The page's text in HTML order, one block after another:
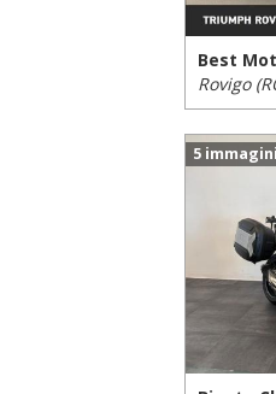
Best
Rovigo
5 immagini